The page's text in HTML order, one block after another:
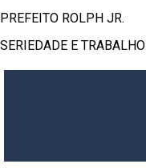
PREFEITO ROLPH JR.
SERIEDADE E TRABALHO